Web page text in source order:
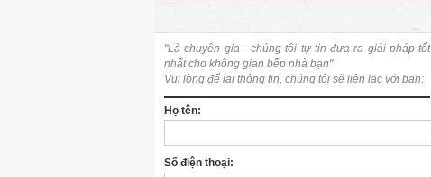
"Là chuyên gia - chúng tôi tự tin đưa ra giải pháp tốt
nhất cho không gian bếp nhà bạn"
Vui lòng để lại thông tin, chúng tôi sẽ liên lạc với bạn:
Họ tên:
Số điện thoại: